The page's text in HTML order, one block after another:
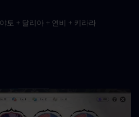
토 + 달리아 + 연비 + 키라라